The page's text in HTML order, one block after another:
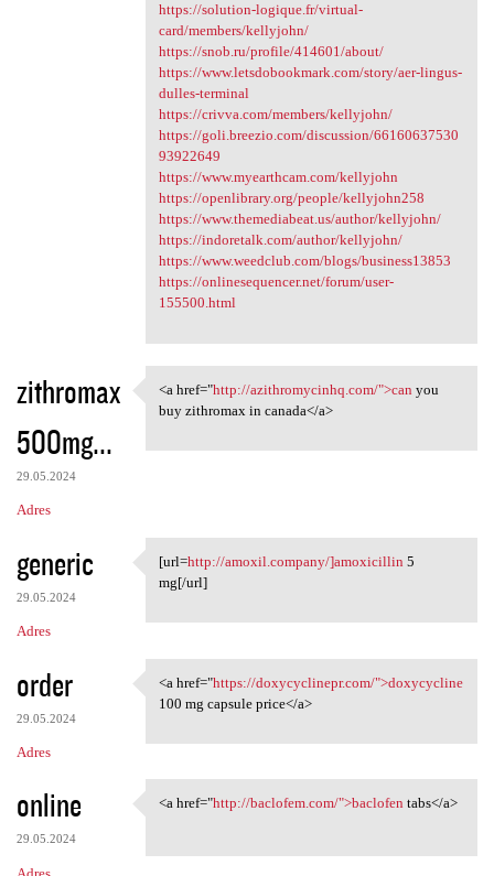
https://solution-logique.fr/virtual-
card/members/kellyjohn/
https://snob.ru/profile/414601/about/
https://www.letsdobookmark.com/story/aer-lingus-
dulles-terminal
https://crivva.com/members/kellyjohn/
https://goli.breezio.com/discussion/66160637530
93922649
https://www.myearthcam.com/kellyjohn
https://openlibrary.org/people/kellyjohn258
https://www.themediabeat.us/author/kellyjohn/
https://indoretalk.com/author/kellyjohn/
https://www.weedclub.com/blogs/business13853
https://onlinesequencer.net/forum/user-
155500.html
zithromax
500mg...
29.05.2024
Adres
<a href="http:/
<a href="http://azithromycinhq.com/">can you
buy zithromax in canada</a>
generic
29.05.2024
Adres
[url=http://amoxil.company/
[url=http://amoxil.company/]amoxicillin 5
mg[/url]
order
29.05.2024
Adres
<a href="https:/
<a href="https://doxycyclinepr.com/">doxycycline
100 mg capsule price</a>
online
29.05.2024
<a href="http://baclofem.com/
<a href="http://baclofem.com/">baclofen tabs</a>